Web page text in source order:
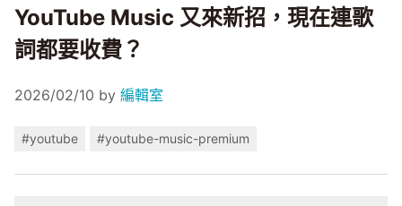
YouTube Music 又來新招，現在連歌
詞都要收費？
2026/02/10 by 編輯室
#youtube #youtube-music-premium